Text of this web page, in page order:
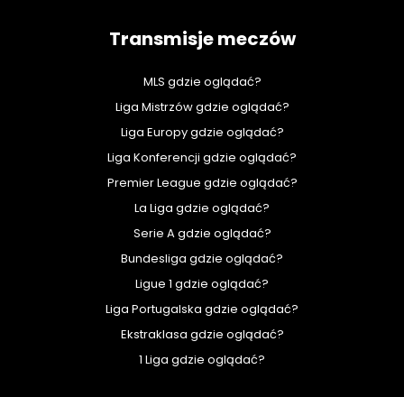
Transmisje meczów
MLS gdzie oglądać?
Liga Mistrzów gdzie oglądać?
Liga Europy gdzie oglądać?
Liga Konferencji gdzie oglądać?
Premier League gdzie oglądać?
La Liga gdzie oglądać?
Serie A gdzie oglądać?
Bundesliga gdzie oglądać?
Ligue 1 gdzie oglądać?
Liga Portugalska gdzie oglądać?
Ekstraklasa gdzie oglądać?
1 Liga gdzie oglądać?